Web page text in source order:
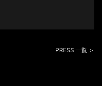
PRESS 一覧 ＞